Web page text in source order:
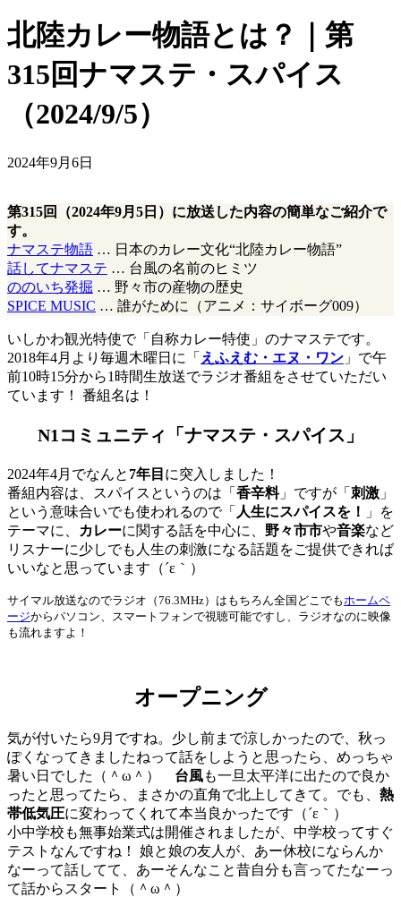
北陸カレー物語とは？｜第
315回ナマステ・スパイス
（2024/9/5）
2024年9月6日
第315回（2024年9月5日）に放送した内容の簡単なご紹介で
す。
ナマステ物語 … 日本のカレー文化“北陸カレー物語”
話してナマステ … 台風の名前のヒミツ
ののいち発掘 … 野々市の産物の歴史
SPICE MUSIC … 誰がために（アニメ：サイボーグ009）
いしかわ観光特使で「自称カレー特使」のナマステです。
2018年4月より毎週木曜日に「 えふえむ・エヌ・ワン 」で午
前10時15分から1時間生放送でラジオ番組をさせていただい
ています！ 番組名は！
N1コミュニティ「ナマステ・スパイス」
2024年4月でなんと 7年目 に突入しました！
番組内容は、スパイスというのは「 香辛料」ですが「 刺激 」
という意味合いでも使われるので「 人生にスパイスを！
」を
テーマに、
カレーに関する話を中心に、 野々市市や音楽など
リスナーに少しでも人生の刺激になる話題をご提供できれば
いいなと思っています（´ε｀）
サイマル放送なのでラジオ（76.3MHz）はもちろん全国どこでも ホームペ
ージからパソコン、スマートフォンで視聴可能ですし、ラジオなのに映像
も流れますよ！
オープニング
気が付いたら9月ですね。少し前まで涼しかったので、秋っ
ぽくなってきましたねって話をしようと思ったら、めっちゃ
暑い日でした（＾ω＾） 台風も一旦太平洋に出たので良か
ったと思ってたら、まさかの直角で北上してきて。でも、 熱
帯低気圧に変わってくれて本当良かったです（´ε｀）
小中学校も無事始業式は開催されましたが、中学校ってすぐ
テストなんですね！ 娘と娘の友人が、あー休校にならんか
なーって話してて、あーそんなこと昔自分も言ってたなーっ
て話からスタート（＾ω＾）